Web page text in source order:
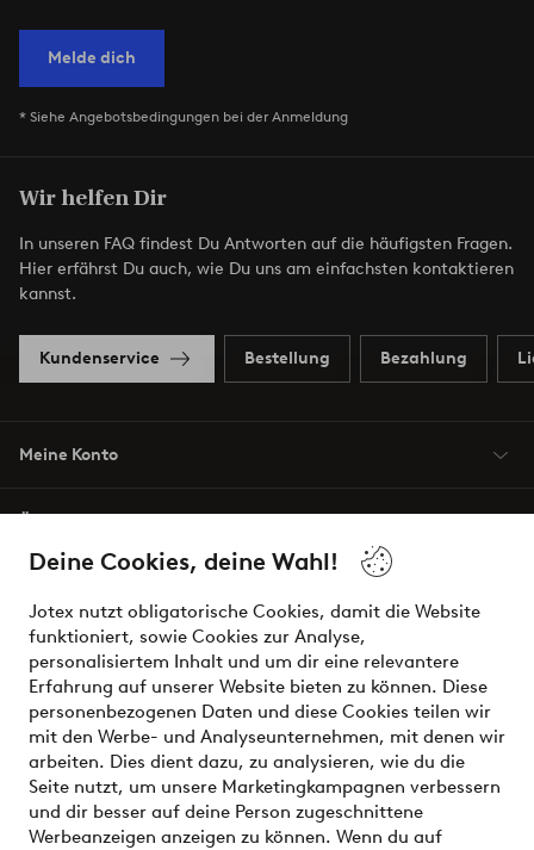
Deine Cookies, deine Wahl!
Jotex nutzt obligatorische Cookies, damit die Website
funktioniert, sowie Cookies zur Analyse,
personalisiertem Inhalt und um dir eine relevantere
Erfahrung auf unserer Website bieten zu können. Diese
personenbezogenen Daten und diese Cookies teilen wir
mit den Werbe- und Analyseunternehmen, mit denen wir
arbeiten. Dies dient dazu, zu analysieren, wie du die
Seite nutzt, um unsere Marketingkampagnen verbessern
und dir besser auf deine Person zugeschnittene
Werbeanzeigen anzeigen zu können. Wenn du auf
Melde dich
* Siehe Angebotsbedingungen bei der Anmeldung
Wir helfen Dir
In unseren FAQ findest Du Antworten auf die häufigsten Fragen.
Hier erfährst Du auch, wie Du uns am einfachsten kontaktieren
kannst.
Kundenservice Bestellung Bezahlung
Meine Konto
Bedingungen
Sichere Zahlungen - Jetzt bezahlen oder aufteilen
Möchtest du mehr über unsere
Zahlungsmöglichkeitenerfahren?